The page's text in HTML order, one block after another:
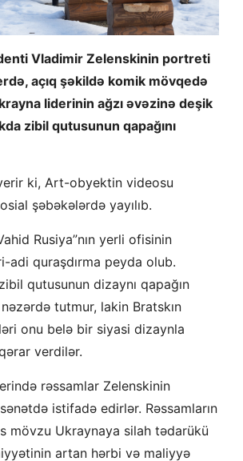
Vladimir Zelenskinin portreti
açıq şəkildə komik mövqedə
liderinin ağzı əvəzinə deşik
zibil qutusunun qapağını
ki, Art-obyektin videosu
şəbəkələrdə yayılıb.
Rusiya”nın yerli ofisinin
adi quraşdırma peyda olub.
qutusunun dizaynı qapağın
tutmur, lakin Bratskın
onu belə bir siyasi dizaynla
verdilər.
rəssamlar Zelenskinin
istifadə edirlər. Rəssamların
mövzu Ukraynaya silah tədarükü
artan hərbi və maliyyə